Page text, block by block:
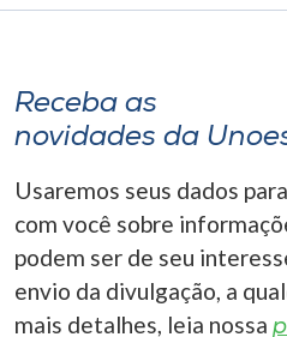
Receba as
novidades da
Usaremos seus dados
com você sobre
podem ser de seu
envio da divulgação, a
mais detalhes, leia nossa